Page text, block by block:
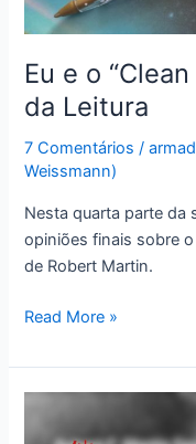
Eu e o
da Leitura
7 Comentários /
Weissmann)
Nesta quarta parte da
opiniões finais sobre
de Robert Martin.
Eu
o
“Clean
Read More »